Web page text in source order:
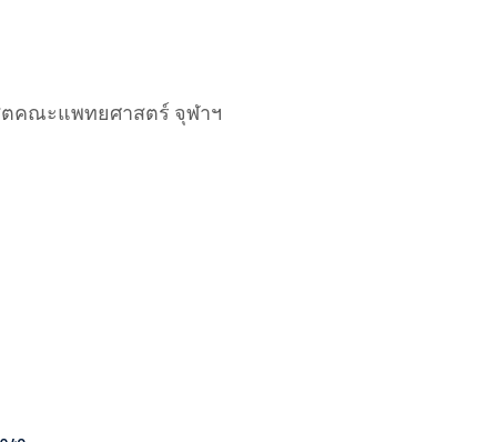
ตคณะแพทยศาสตร์ จุฬาฯ